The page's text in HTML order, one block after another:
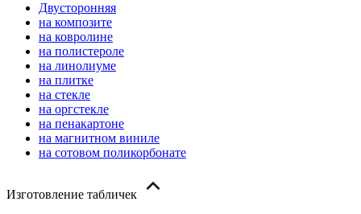
Двусторонняя
на композите
на ковролине
на полистероле
на линолиуме
на плитке
на стекле
на оргстекле
на пенакартоне
на магнитном виниле
на сотовом поликорбонате
Изготовление табличек